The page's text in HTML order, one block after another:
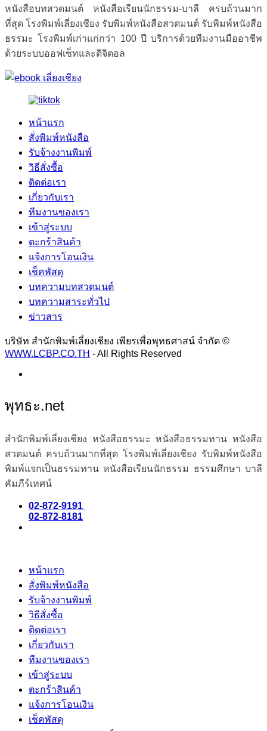
หนังสือบทสวดมนต์ หนังสือเรียนนักธรรม-บาลี ครบถ้วนมาก
ที่สุด โรงพิมพ์เลี่ยงเชียง รับพิมพ์หนังสือสวดมนต์ รับพิมพ์หนังสือ
ธรรมะ โรงพิมพ์เก่าแก่กว่า 100 ปี บริการด้วยทีมงานมืออาชีพ
ด้วยระบบออฟเซ็ทและดิจิตอล
หน้าแรก
สั่งพิมพ์หนังสือ
รับจ้างงานพิมพ์
วิธีสั่งซื้อ
ติดต่อเรา
เกี่ยวกับเรา
ทีมงานของเรา
เข้าสู่ระบบ
ตะกร้าสินค้า
แจ้งการโอนเงิน
เช็คพัสดุ
บทความบทสวดมนต์
บทความสาระทั่วไป
ข่าวสาร
บริษัท สำนักพิมพ์เลี่ยงเชียง เพียรเพื่อพุทธศาสน์ จำกัด ©
WWW.LCBP.CO.TH - All Rights Reserved
พุทธะ.net
สำนักพิมพ์เลี่ยงเชียง หนังสือธรรมะ หนังสือธรรมทาน หนังสือ
สวดมนต์ ครบถ้วนมากที่สุด โรงพิมพ์เลี่ยงเชียง รับพิมพ์หนังสือ
พิมพ์แจกเป็นธรรมทาน หนังสือเรียนนักธรรม ธรรมศึกษา บาลี
คัมภีร์เทศน์
02-872-9191
02-872-8181
หน้าแรก
สั่งพิมพ์หนังสือ
รับจ้างงานพิมพ์
วิธีสั่งซื้อ
ติดต่อเรา
เกี่ยวกับเรา
ทีมงานของเรา
เข้าสู่ระบบ
ตะกร้าสินค้า
แจ้งการโอนเงิน
เช็คพัสดุ